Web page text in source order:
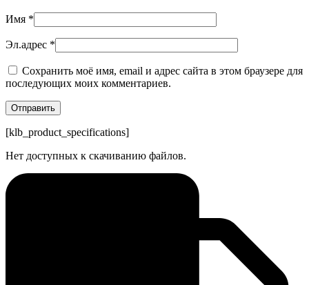
Имя *
Эл.адрес *
Сохранить моё имя, email и адрес сайта в этом браузере для
последующих моих комментариев.
[klb_product_specifications]
Нет доступных к скачиванию файлов.